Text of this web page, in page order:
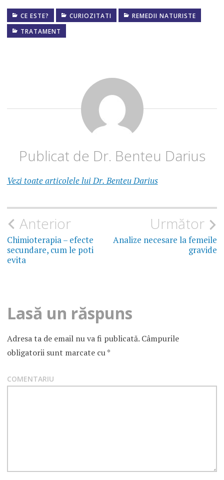
CE ESTE? CURIOZITATI
REMEDII NATURISTE
TRATAMENT
EFECTE
GINSENG
GINSENG
GINSENG
PROPRIETATI
GINSENG
SIBERIAN
PANAX
GINSENG
Publicat de Dr. Benteu Darius
Vezi toate articolele lui Dr. Benteu Darius
Navigare
în
articole
Anterior
Chimioterapia – efecte
secundare, cum le poti
evita
Următor
Analize necesare la femeile
gravide
Lasă un răspuns
Adresa ta de email nu va fi publicată.Câmpurile
obligatorii sunt marcate cu*
COMENTARIU